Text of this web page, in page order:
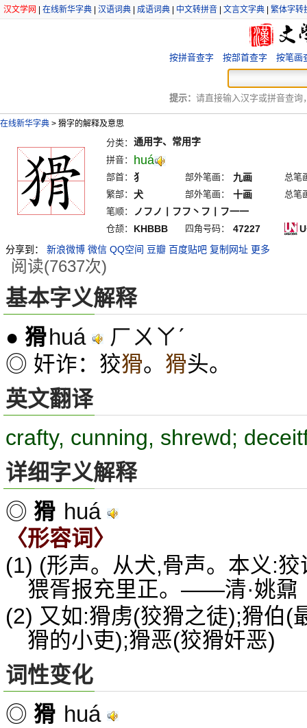
汉文学网 在线新华字典 汉语词典 成语词典 中文转拼音 文言文字典 繁体字转
按拼音查字 按部首查字 按笔画
提示： 请直接输入汉字或拼音查询
在线新华字典 > 猾字的解释及意思
分类： 通用字、常用字
拼音： huá
部首： 犭 部外笔画： 九画
总笔
繁部： 犬 部外笔画： 十画
总笔
笔顺：
ノフノ丨フフ丶フ丨フ一一
仓颉： KHBBB 四角号码： 47227
分享到：
新浪微博 微信 QQ空间 豆瓣 百度贴吧 复制网址 更多
阅读(7637次)
基本字义解释
● 猾huá ㄏㄨㄚˊ
◎ 奸诈：狡猾。 猾头。
英文翻译
crafty, cunning, shrewd;
详细字义解释
◎ 猾 huá
〈形容词〉
(1) (形声。从犬,骨声。本义:
猥胥报充里正。——清·姚鼐
(2) 又如:猾虏(狡猾之徒);猾伯(
猾的小吏);猾恶(狡猾奸恶)
词性变化
◎ 猾 huá